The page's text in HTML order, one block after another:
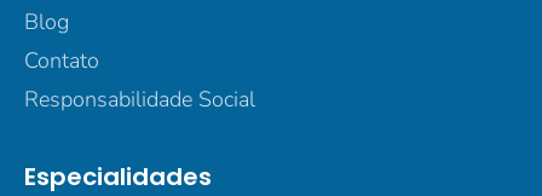
Blog
Contato
Responsabilidade Social
Especialidades